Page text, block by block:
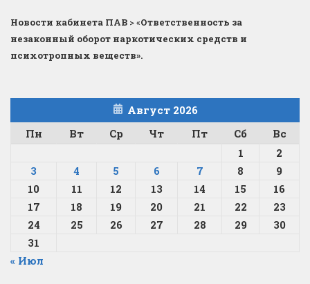
Новости кабинета ПАВ >«Ответственность за
незаконный оборот наркотических средств и
психотропных веществ».
Август 2026
Пн
Вт Ср Чт Пт Сб
Вс
1
2
3
4 5 6 7 8
9
10
11 12 13 14 15
16
17
18 19 20 21 22
23
24
25 26 27 28 29
30
31
« Июл